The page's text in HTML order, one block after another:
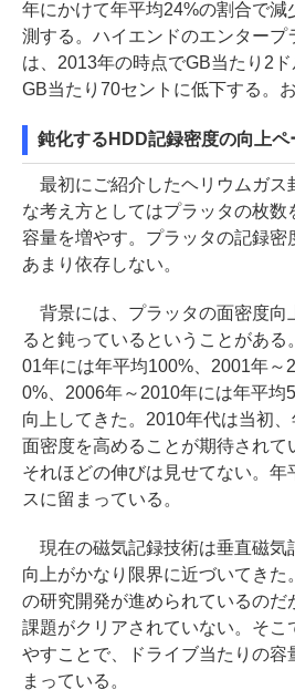
年にかけて年平均24%の割合で減
測する。ハイエンドのエンタープ
は、2013年の時点でGB当たり2
GB当たり70セントに低下する。
鈍化するHDD記録密度の向上ペ
最初にご紹介したヘリウムガス
な考え方としてはプラッタの枚
容量を増やす。プラッタの記録密
あまり依存しない。
背景には、プラッタの面密度向
ると鈍っているということがあ
01年には年平均100%、2001年～
0%、2006年～2010年には年平均
向上してきた。2010年代は当初
面密度を高めることが期待されて
それほどの伸びは見せてない。年
スに留まっている。
現在の磁気記録技術は垂直磁気
向上がかなり限界に近づいてきた
の研究開発が進められているのだ
課題がクリアされていない。そこ
やすことで、ドライブ当たりの容
まっている。